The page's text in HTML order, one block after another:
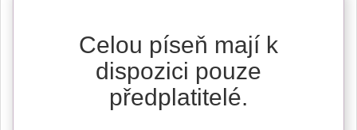
Celou píseň mají k
dispozici pouze
předplatitelé.